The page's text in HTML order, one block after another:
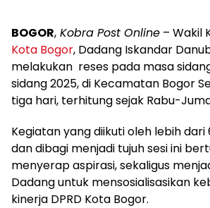
BOGOR, Kobra Post Online – Wakil
Kota Bogor, Dadang Iskandar
melakukan reses pada masa
sidang 2025, di Kecamatan Bogor
tiga hari, terhitung sejak Rabu-
Kegiatan yang diikuti oleh lebih
dan dibagi menjadi tujuh sesi ini
menyerap aspirasi, sekaligus
Dadang untuk mensosialisasikan
kinerja DPRD Kota Bogor.